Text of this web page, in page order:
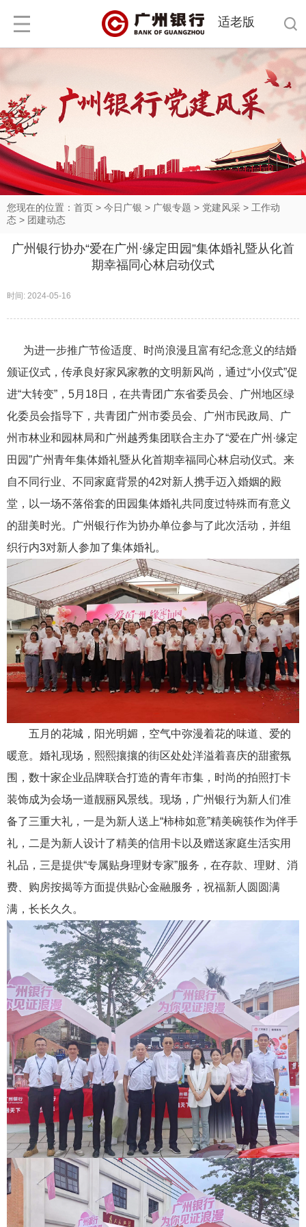
适老版
您现在的位置： 首页 > 今日广银 > 广银专题 > 党建风采 > 工作动
态 > 团建动态
广州银行协办“爱在广州·缘定田园”集体婚礼暨从化首
期幸福同心林启动仪式
时间: 2024-05-16
为进一步推广节俭适度、时尚浪漫且富有纪念意义的结婚
颁证仪式，传承良好家风家教的文明新风尚，通过“小仪式”促
进“大转变”，5月18日，在共青团广东省委员会、广州地区绿
化委员会指导下，共青团广州市委员会、广州市民政局、广
州市林业和园林局和广州越秀集团联合主办了“爱在广州·缘定
田园”广州青年集体婚礼暨从化首期幸福同心林启动仪式。来
自不同行业、不同家庭背景的42对新人携手迈入婚姻的殿
堂，以一场不落俗套的田园集体婚礼共同度过特殊而有意义
的甜美时光。广州银行作为协办单位参与了此次活动，并组
织行内3对新人参加了集体婚礼。
五月的花城，阳光明媚，空气中弥漫着花的味道、爱的
暖意。婚礼现场，熙熙攘攘的街区处处洋溢着喜庆的甜蜜氛
围，数十家企业品牌联合打造的青年市集，时尚的拍照打卡
装饰成为会场一道靓丽风景线。现场，广州银行为新人们准
备了三重大礼，一是为新人送上“柿柿如意”精美碗筷作为伴手
礼，二是为新人设计了精美的信用卡以及赠送家庭生活实用
礼品，三是提供“专属贴身理财专家”服务，在存款、理财、消
费、购房按揭等方面提供贴心金融服务，祝福新人圆圆满
满，长长久久。